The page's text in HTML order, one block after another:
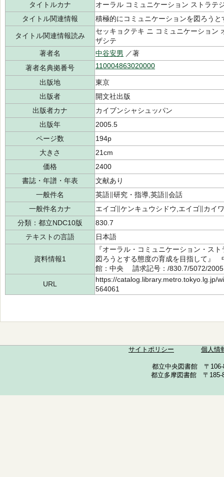
タイトルカナ
オーラル コミュニケーション ストラテ
タイトル関連情報
積極的にコミュニケーションを図ろう
タイトル関連情報読み
セッキョクテキ ニ コミュニケーション
ザシテ
著者名
中谷安男 ／著
著者名典拠番号
110004863020000
出版地
東京
出版者
開文社出版
出版者カナ
カイブンシャシュッパン
出版年
2005.5
ページ数
194p
大きさ
21cm
価格
2400
書誌・年譜・年表
文献あり
一般件名
英語∥研究・指導,英語∥会話
一般件名カナ
エイゴ∥ケンキュウシドウ,エイゴ∥カイワ
分類：都立NDC10版
830.7
テキストの言語
日本語
資料情報1
『オーラル・コミュニケーション・ス
図ろうとする態度の育成を目指して
館：中央 請求記号：/830.7/5072/
URL
https://catalog.library.metro.tokyo.lg.jp/
564061
サイトポリシー 個人情
都立中央図書館 〒
都立多摩図書館 〒185-